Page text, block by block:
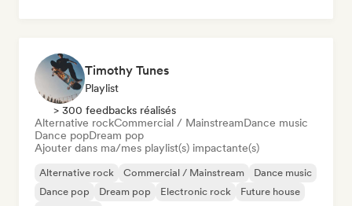
Timothy Tunes
Playlist
> 300 feedbacks réalisés
Alternative rockCommercial / MainstreamDance music
Dance popDream pop
Ajouter dans ma/mes playlist(s) impactante(s)
Alternative rock Commercial / Mainstream
Dance music
Dance pop
Dream pop Electronic rock
Future house